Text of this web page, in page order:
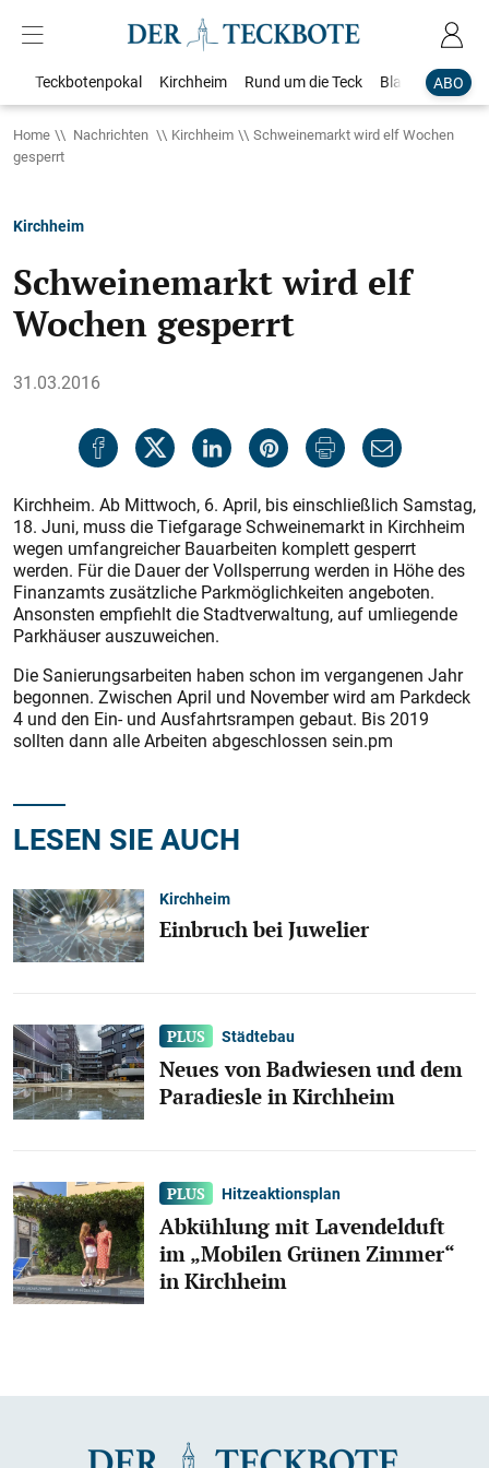
ABO
Teckbotenpokal Kirchheim Rund um die Teck Blaulicht
Home Nachrichten Kirchheim
Schweinemarkt wird elf Wochen
gesperrt
Kirchheim
Schweinemarkt wird elf
Wochen gesperrt
31.03.2016
Kirchheim. Ab Mittwoch, 6. April, bis einschließlich Samstag,
18. Juni, muss die Tiefgarage Schweinemarkt in Kirchheim
wegen umfangreicher Bauarbeiten komplett gesperrt
werden. Für die Dauer der Vollsperrung werden in Höhe des
Finanzamts zusätzliche Parkmöglichkeiten angeboten.
Ansonsten empfiehlt die Stadtverwaltung, auf umliegende
Parkhäuser auszuweichen.
Die Sanierungsarbeiten haben schon im vergangenen Jahr
begonnen. Zwischen April und November wird am Parkdeck
4 und den Ein- und Ausfahrtsrampen gebaut. Bis 2019
sollten dann alle Arbeiten abgeschlossen sein.pm
LESEN SIE AUCH
Kirchheim
Einbruch bei Juwelier
Städtebau
Neues von Badwiesen und dem
Paradiesle in Kirchheim
Hitzeaktionsplan
Abkühlung mit Lavendelduft
im „Mobilen Grünen Zimmer“
in Kirchheim